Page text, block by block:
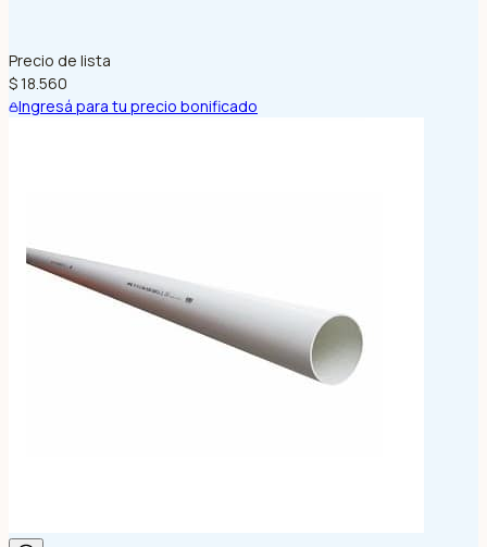
Precio de lista
$ 18.560
Ingresá para tu precio bonificado